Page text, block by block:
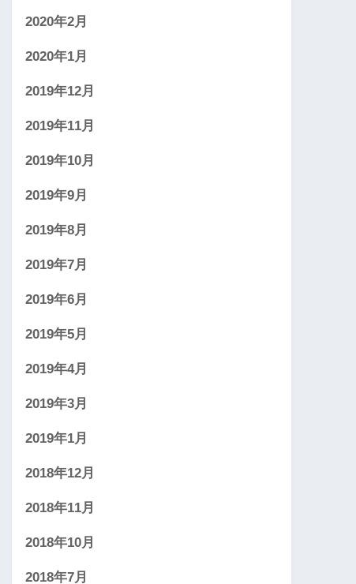
2020年2月
2020年1月
2019年12月
2019年11月
2019年10月
2019年9月
2019年8月
2019年7月
2019年6月
2019年5月
2019年4月
2019年3月
2019年1月
2018年12月
2018年11月
2018年10月
2018年7月